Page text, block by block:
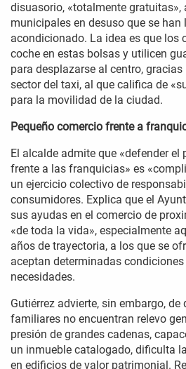
disuasorio, «totalmente gratuitas»,
municipales en desuso que se han
acondicionado. La idea es que los
coche en estas bolsas y utilicen
para desplazarse al centro, gracias
sector del taxi, al que califica de
para la movilidad de la ciudad.
Pequeño comercio frente a
El alcalde admite que «defender el
frente a las franquicias» es
un ejercicio colectivo de
consumidores. Explica que el
sus ayudas en el comercio de
«de toda la vida», especialmente
años de trayectoria, a los que se
aceptan determinadas
necesidades.
Gutiérrez advierte, sin embargo,
familiares no encuentran relevo
presión de grandes cadenas,
un inmueble catalogado, dificulta
en edificios de valor patrimonial.